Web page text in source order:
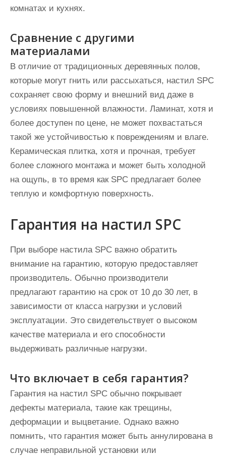
комнатах и кухнях.
Сравнение с другими
материалами
В отличие от традиционных деревянных полов,
которые могут гнить или рассыхаться, настил SPC
сохраняет свою форму и внешний вид даже в
условиях повышенной влажности. Ламинат, хотя и
более доступен по цене, не может похвастаться
такой же устойчивостью к повреждениям и влаге.
Керамическая плитка, хотя и прочная, требует
более сложного монтажа и может быть холодной
на ощупь, в то время как SPC предлагает более
теплую и комфортную поверхность.
Гарантия на настил SPC
При выборе настила SPC важно обратить
внимание на гарантию, которую предоставляет
производитель. Обычно производители
предлагают гарантию на срок от 10 до 30 лет, в
зависимости от класса нагрузки и условий
эксплуатации. Это свидетельствует о высоком
качестве материала и его способности
выдерживать различные нагрузки.
Что включает в себя гарантия?
Гарантия на настил SPC обычно покрывает
дефекты материала, такие как трещины,
деформации и выцветание. Однако важно
помнить, что гарантия может быть аннулирована в
случае неправильной установки или